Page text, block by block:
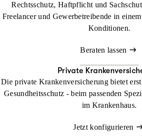
Rechtsschutz, Haftpflicht und
Freelancer und Gewerbetreibende in
Konditionen.
Beraten lassen
Private
Die private Krankenversicherung bietet
Gesundheitsschutz - beim passenden
im Krankenhaus.
Jetzt konfigurieren